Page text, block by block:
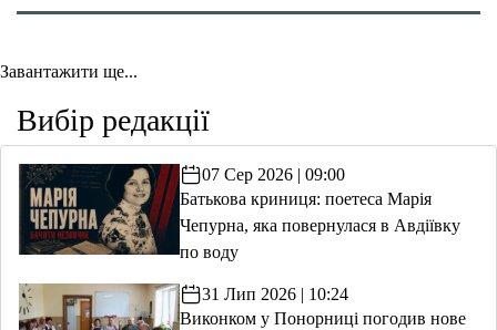
Новини
Поліція Чернігівщини уклала
меморандум із ветеранськими
організаціями про працевлаштування